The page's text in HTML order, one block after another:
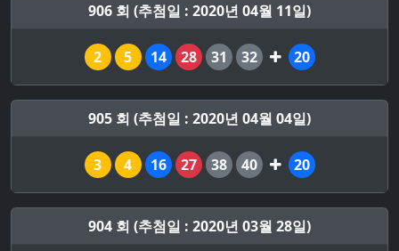
906 회 (추첨일 : 2020년 04월 11일)
2 5 14 28 31 32 20
905 회 (추첨일 : 2020년 04월 04일)
3 4 16 27 38 40 20
904 회 (추첨일 : 2020년 03월 28일)